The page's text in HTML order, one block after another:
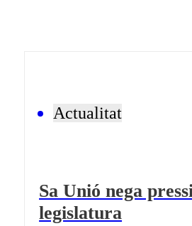
Actualitat
Sa Unió nega
legislatura